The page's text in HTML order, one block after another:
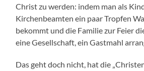
Christ zu werden: indem man als
Kirchenbeamten ein paar Tropfen
bekommt und die Familie zur Feier
eine Gesellschaft, ein Gastmahl
Das geht doch nicht, hat die